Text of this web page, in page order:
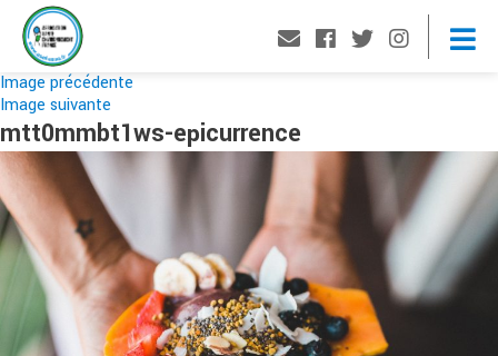
Image précédente
Image suivante
mtt0mmbt1ws-epicurrence